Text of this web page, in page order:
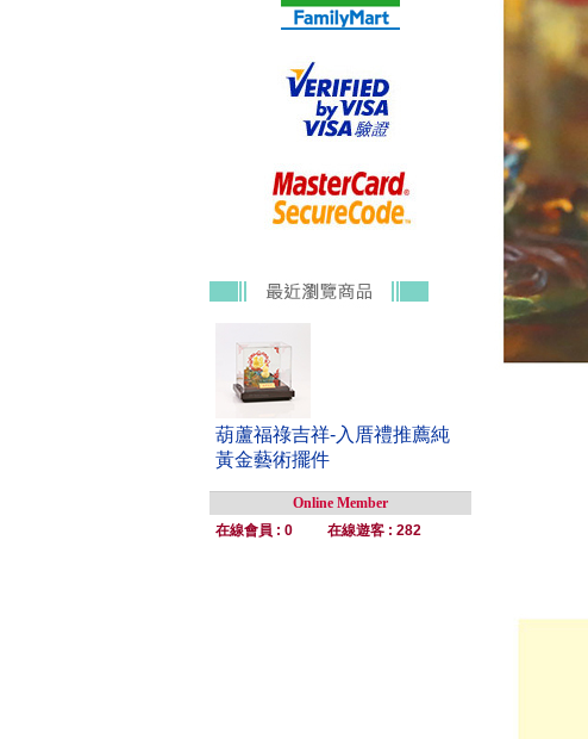
葫蘆福祿吉祥-入厝禮推薦純
黃金藝術擺件
Online Member
在線會員 : 0
在線遊客 : 282